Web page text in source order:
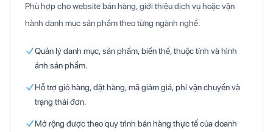
Phù hợp cho website bán hàng, giới thiệu dịch vụ hoặc vận
hành danh mục sản phẩm theo từng ngành nghề.
Quản lý danh mục, sản phẩm, biến thể, thuộc tính và hình
ảnh sản phẩm.
Hỗ trợ giỏ hàng, đặt hàng, mã giảm giá, phí vận chuyển và
trạng thái đơn.
Mở rộng được theo quy trình bán hàng thực tế của doanh